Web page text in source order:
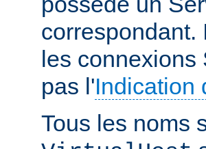
correspondant.
les connexions
pas l'Indication
Tous les noms